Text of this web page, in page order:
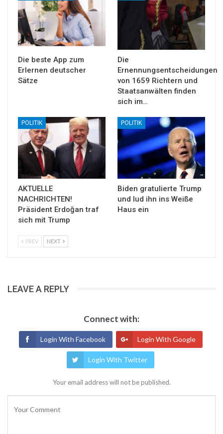
Die beste App zum
Erlernen deutscher
Sätze
Die
Ernennungsentscheidungen
von 1659 Richtern und
Staatsanwälten finden
sich im…
POLITIK
AKTUELLE
NACHRICHTEN!
Präsident Erdoğan traf
sich mit Trump
POLITIK
Biden gratulierte Trump
und lud ihn ins Weiße
Haus ein
PREV NEXT
LEAVE A REPLY
Connect with:
Login With Facebook Login With Google
Login With Twitter
Your email address will not be published.